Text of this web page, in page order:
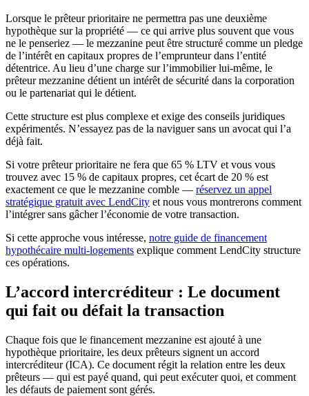
Lorsque le prêteur prioritaire ne permettra pas une deuxième
hypothèque sur la propriété — ce qui arrive plus souvent que vous
ne le penseriez — le mezzanine peut être structuré comme un pledge
de l’intérêt en capitaux propres de l’emprunteur dans l’entité
détentrice. Au lieu d’une charge sur l’immobilier lui-même, le
prêteur mezzanine détient un intérêt de sécurité dans la corporation
ou le partenariat qui le détient.
Cette structure est plus complexe et exige des conseils juridiques
expérimentés. N’essayez pas de la naviguer sans un avocat qui l’a
déjà fait.
Si votre prêteur prioritaire ne fera que 65 % LTV et vous vous
trouvez avec 15 % de capitaux propres, cet écart de 20 % est
exactement ce que le mezzanine comble — réservez un appel
stratégique gratuit avec LendCity et nous vous montrerons comment
l’intégrer sans gâcher l’économie de votre transaction.
Si cette approche vous intéresse, notre guide de financement
hypothécaire multi-logements explique comment LendCity structure
ces opérations.
L’accord intercréditeur : Le document
qui fait ou défait la transaction
Chaque fois que le financement mezzanine est ajouté à une
hypothèque prioritaire, les deux prêteurs signent un accord
intercréditeur (ICA). Ce document régit la relation entre les deux
prêteurs — qui est payé quand, qui peut exécuter quoi, et comment
les défauts de paiement sont gérés.